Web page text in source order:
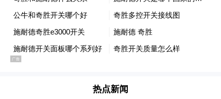
热点新闻